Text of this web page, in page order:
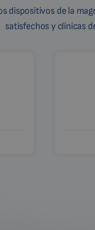
dispositivos de la
satisfechos y clínicas